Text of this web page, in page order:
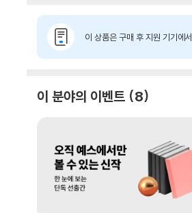
이 상품은 구매 후 지원 기기에서
이 분야의 이벤트 8